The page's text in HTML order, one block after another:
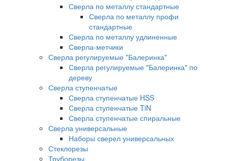
Сверла по металлу стандартные
Сверла по металлу профи
стандартные
Сверла по металлу удлиненные
Сверла-метчики
Сверла регулируемые "Балеринка"
Сверла регулируемые "Балеринка" по
дереву
Сверла ступенчатые
Сверла ступенчатые HSS
Сверла ступенчатые TiN
Сверла ступенчатые спиральные
Сверла универсальные
Наборы сверел универсальных
Стеклорезы
Труборезы